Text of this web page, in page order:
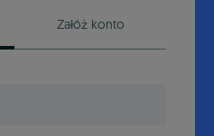
Załóż konto